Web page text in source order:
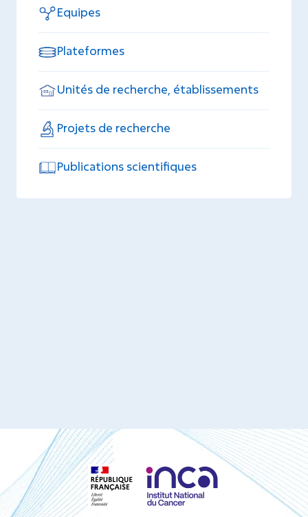
Equipes
Plateformes
Unités de recherche, établissements
Projets de recherche
Publications scientifiques